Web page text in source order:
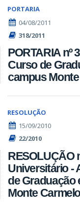
PORTARIA
04/08/2011
318/2011
PORTARIA nº
Curso de
campus
RESOLUÇÃO
15/09/2010
22/2010
RESOLUÇÃO
Universitário -
de Graduação
Monte